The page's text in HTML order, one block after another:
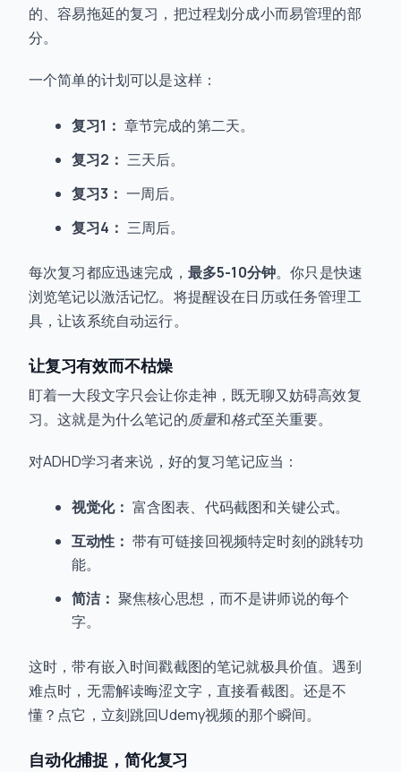
的、容易拖延的复习，把过程划分成小而易管理的部
分。
一个简单的计划可以是这样：
复习1： 章节完成的第二天。
复习2： 三天后。
复习3： 一周后。
复习4： 三周后。
每次复习都应迅速完成， 最多5-10分钟。你只是快速
浏览笔记以激活记忆。将提醒设在日历或任务管理工
具，让该系统自动运行。
让复习有效而不枯燥
盯着一大段文字只会让你走神，既无聊又妨碍高效复
习。这就是为什么笔记的质量和格式至关重要。
对ADHD学习者来说，好的复习笔记应当：
视觉化： 富含图表、代码截图和关键公式。
互动性： 带有可链接回视频特定时刻的跳转功
能。
简洁： 聚焦核心思想，而不是讲师说的每个
字。
这时，带有嵌入时间戳截图的笔记就极具价值。遇到
难点时，无需解读晦涩文字，直接看截图。还是不
懂？点它，立刻跳回Udemy视频的那个瞬间。
自动化捕捉，简化复习